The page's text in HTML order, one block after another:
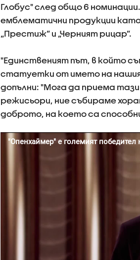
Глобус" след общо 6
емблематични продукции като
„Престиж” и „Черният рицар”.
"Единственият път, в който
статуетки от името на нашия
допълни: "Мога да приема
режисьори, ние събираме
доброто, на което са